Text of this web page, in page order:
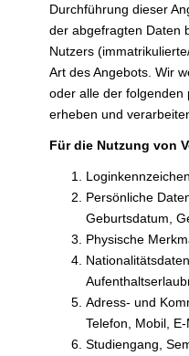
Durchführung dieser
der abgefragten Daten
Nutzers
Art des Angebots. Wir
oder alle der folgenden
erheben und
Für die Nutzung von
Persönliche
Geburtsdatum,
Physische
Adress- und
Telefon, Mobil, E-
Studiengang,